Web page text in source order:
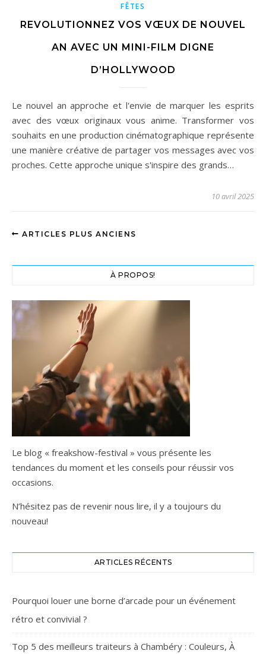
FÊTES
REVOLUTIONNEZ VOS VŒUX DE NOUVEL
AN AVEC UN MINI-FILM DIGNE
D’HOLLYWOOD
Le nouvel an approche et l'envie de marquer les esprits
avec des vœux originaux vous anime. Transformer vos
souhaits en une production cinématographique représente
une manière créative de partager vos messages avec vos
proches. Cette approche unique s'inspire des grands…
10 avril 2025
ARTICLES PLUS ANCIENS
À PROPOS!
Le blog « freakshow-festival » vous présente les
tendances du moment et les conseils pour réussir vos
occasions.
N’hésitez pas de revenir nous lire, il y a toujours du
nouveau!
ARTICLES RÉCENTS
Pourquoi louer une borne d’arcade pour un événement
rétro et convivial ?
Top 5 des meilleurs traiteurs à Chambéry : Couleurs, À